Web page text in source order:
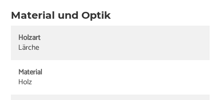
Material und Optik
Holzart
Lärche
Material
Holz